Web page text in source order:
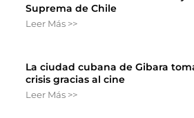
Suprema de Chile
Leer Más >>
La ciudad cubana de Gibara
crisis gracias al cine
Leer Más >>